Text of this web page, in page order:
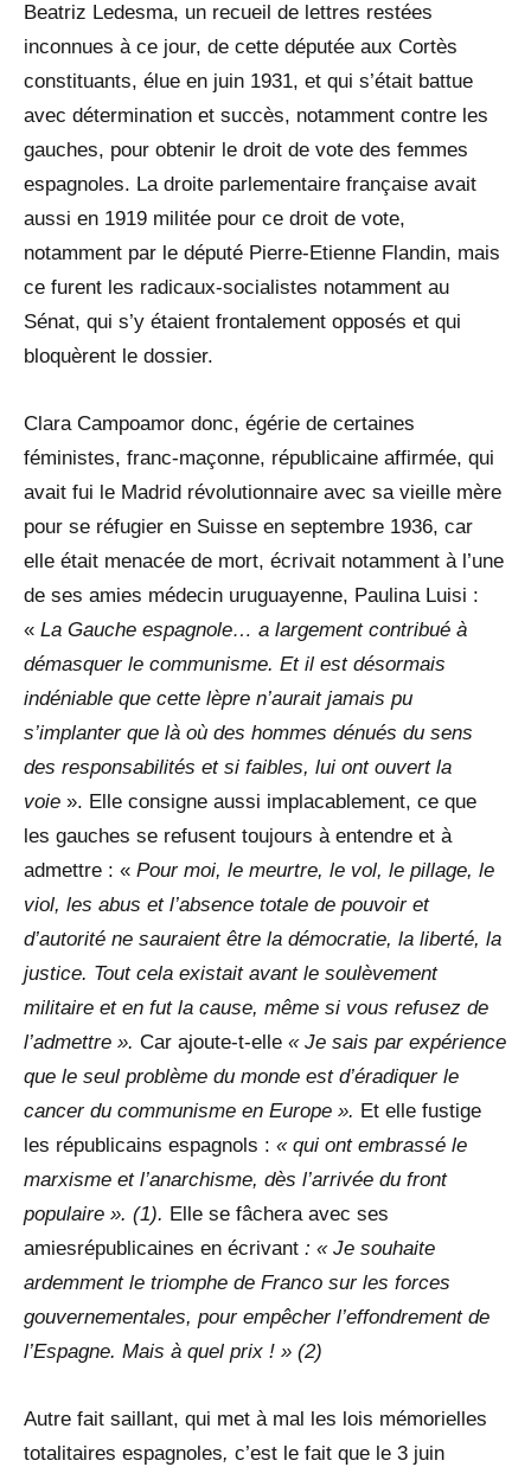
Beatriz Ledesma, un recueil de lettres restées
inconnues à ce jour, de cette députée aux Cortès
constituants, élue en juin 1931, et qui s’était battue
avec détermination et succès, notamment contre les
gauches, pour obtenir le droit de vote des femmes
espagnoles. La droite parlementaire française avait
aussi en 1919 militée pour ce droit de vote,
notamment par le député Pierre-Etienne Flandin, mais
ce furent les radicaux-socialistes notamment au
Sénat, qui s’y étaient frontalement opposés et qui
bloquèrent le dossier.
Clara Campoamor donc, égérie de certaines
féministes, franc-maçonne, républicaine affirmée, qui
avait fui le Madrid révolutionnaire avec sa vieille mère
pour se réfugier en Suisse en septembre 1936, car
elle était menacée de mort, écrivait notamment à l’une
de ses amies médecin uruguayenne, Paulina Luisi :
« La Gauche espagnole… a largement contribué à
démasquer le communisme. Et il est désormais
indéniable que cette lèpre n’aurait jamais pu
s’implanter que là où des hommes dénués du sens
des responsabilités et si faibles, lui ont ouvert la
voie ». Elle consigne aussi implacablement, ce que
les gauches se refusent toujours à entendre et à
admettre : « Pour moi, le meurtre, le vol, le pillage, le
viol, les abus et l’absence totale de pouvoir et
d’autorité ne sauraient être la démocratie, la liberté, la
justice. Tout cela existait avant le soulèvement
militaire et en fut la cause, même si vous refusez de
l’admettre ». Car ajoute-t-elle « Je sais par expérience
que le seul problème du monde est d’éradiquer le
cancer du communisme en Europe ». Et elle fustige
les républicains espagnols : « qui ont embrassé le
marxisme et l’anarchisme, dès l’arrivée du front
populaire ». (1). Elle se fâchera avec ses
amiesrépublicaines en écrivant : « Je souhaite
ardemment le triomphe de Franco sur les forces
gouvernementales, pour empêcher l’effondrement de
l’Espagne. Mais à quel prix ! » (2)
Autre fait saillant, qui met à mal les lois mémorielles
totalitaires espagnoles, c’est le fait que le 3 juin